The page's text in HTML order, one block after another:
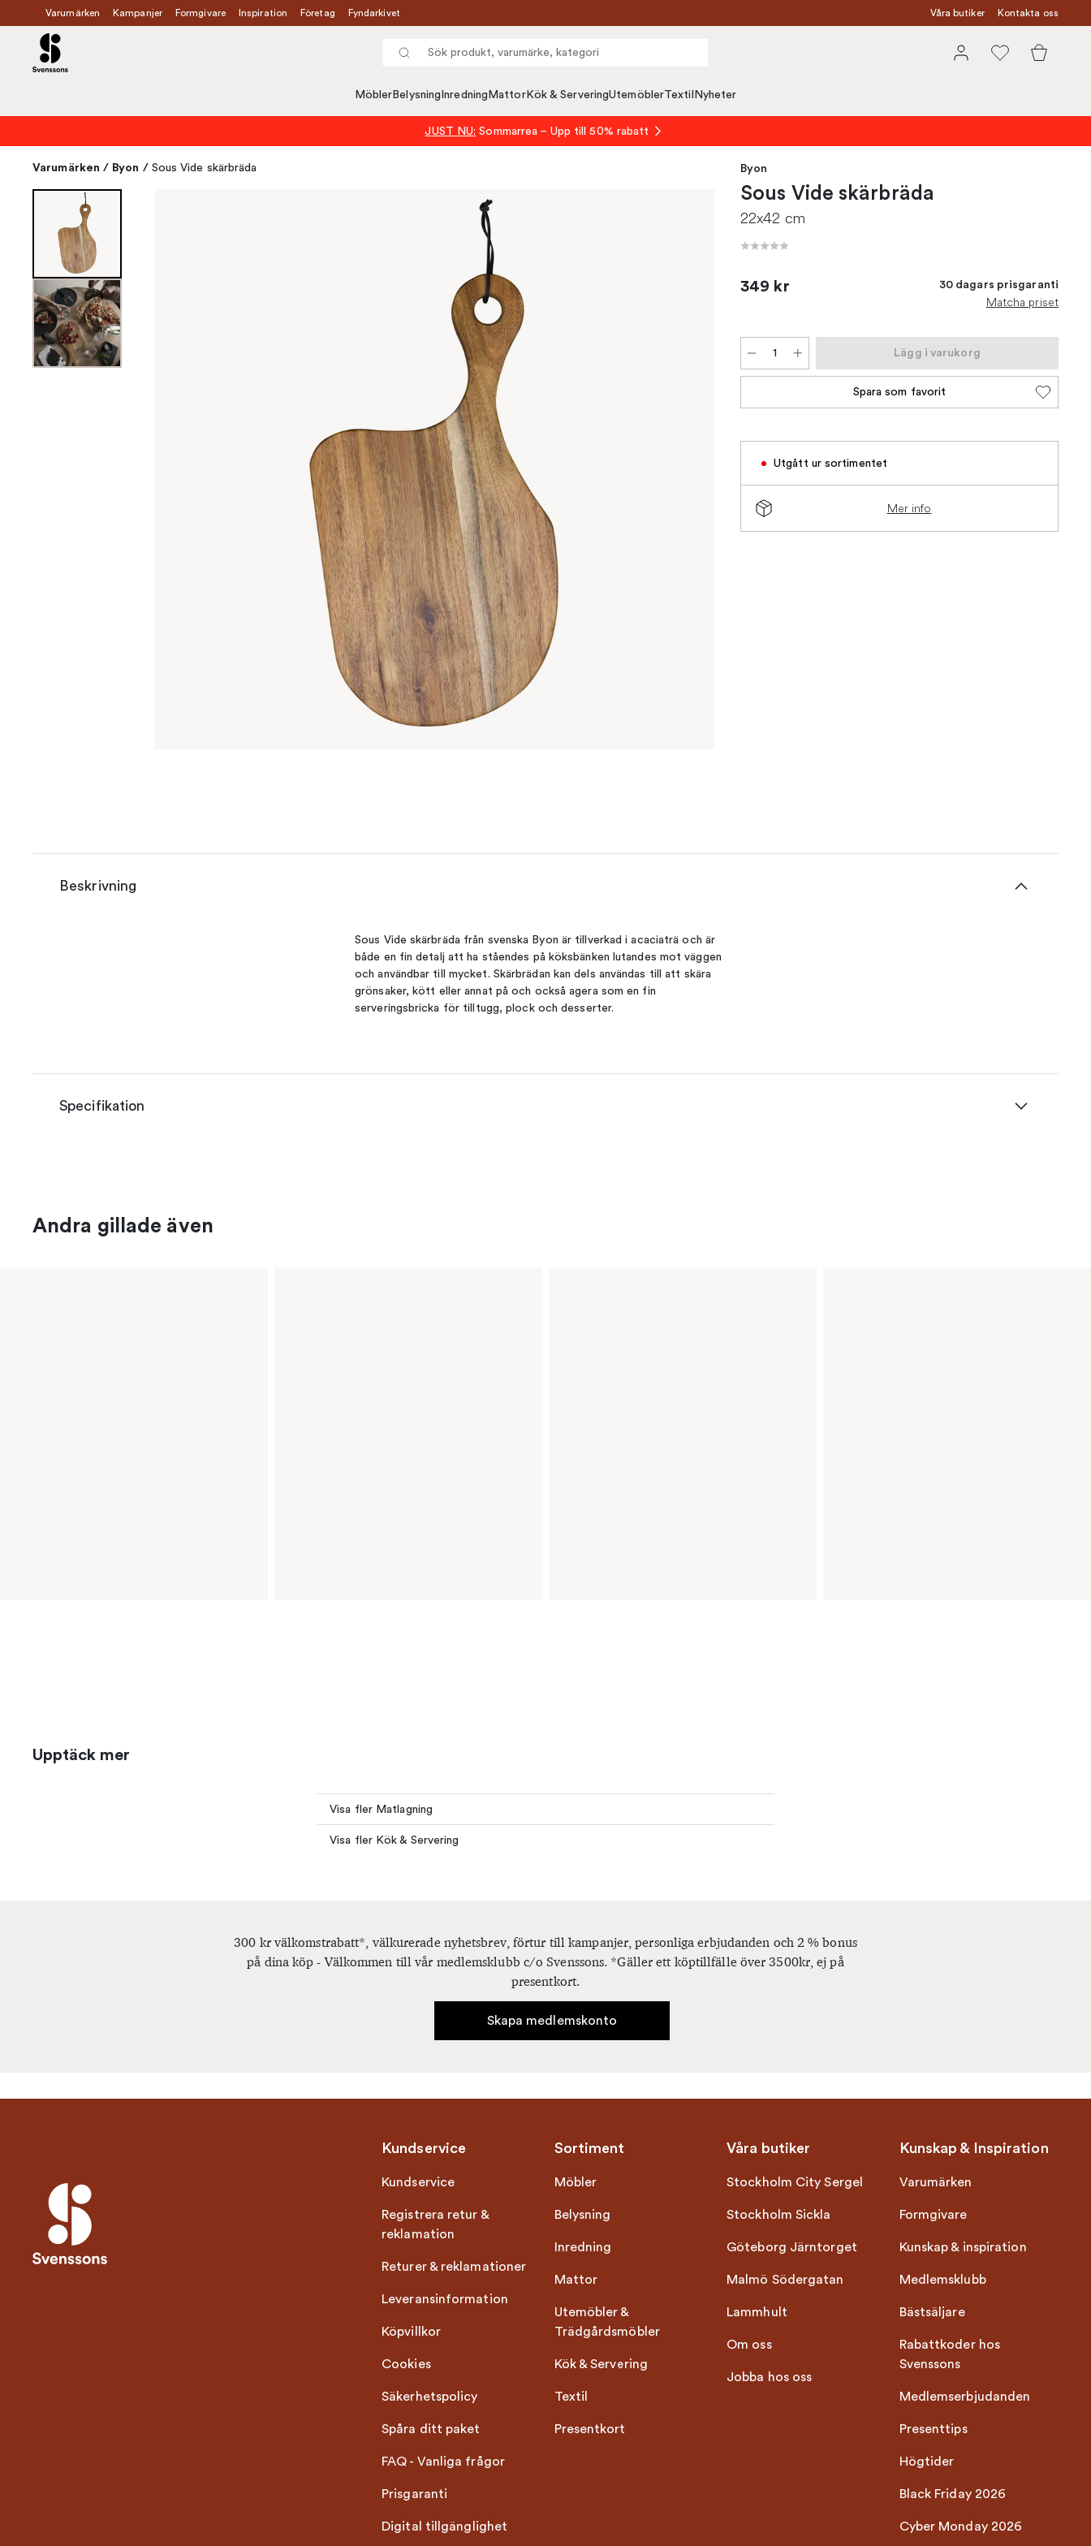
Varumärken Kampanjer Formgivare Inspiration Företag Fyndarkivet Våra butiker Kontakta oss
Möbler Belysning Inredning MattorKök & ServeringUtemöblerTextil Nyheter
JUST NU: Sommarrea – Upp till 50% rabatt
Varumärken / Byon / Sous Vide skärbräda Byon
Sous Vide skärbräda
22x42 cm
349 kr 30 dagars prisgaranti
Matcha priset
Lägg i varukorg
Spara som favorit
Utgått ur sortimentet
Mer info
Beskrivning
Sous Vide skärbräda från svenska Byon är tillverkad i acaciaträ och är
både en fin detalj att ha ståendes på köksbänken lutandes mot väggen
och användbar till mycket. Skärbrädan kan dels användas till att skära
grönsaker, kött eller annat på och också agera som en fin
serveringsbricka för tilltugg, plock och desserter.
Specifikation
Andra gillade även
Upptäck mer
Visa fler Matlagning
Visa fler Kök & Servering
300 kr välkomstrabatt*, välkurerade nyhetsbrev, förtur till kampanjer, personliga erbjudanden och 2 % bonus
på dina köp - Välkommen till vår medlemsklubb c/o Svenssons. *Gäller ett köptillfälle över 3500kr, ej på
presentkort.
Skapa medlemskonto
Kundservice
Kundservice
Registrera retur &
reklamation
Returer & reklamationer
Leveransinformation
Köpvillkor
Cookies
Säkerhetspolicy
Spåra ditt paket
FAQ - Vanliga frågor
Prisgaranti
Digital tillgänglighet
Sortiment
Möbler
Belysning
Inredning
Mattor
Utemöbler &
Trädgårdsmöbler
Kök & Servering
Textil
Presentkort
Våra butiker
Stockholm City Sergel
Stockholm Sickla
Göteborg Järntorget
Malmö Södergatan
Lammhult
Om oss
Jobba hos oss
Kunskap & Inspiration
Varumärken
Formgivare
Kunskap & inspiration
Medlemsklubb
Bästsäljare
Rabattkoder hos
Svenssons
Medlemserbjudanden
Presenttips
Högtider
Black Friday 2026
Cyber Monday 2026